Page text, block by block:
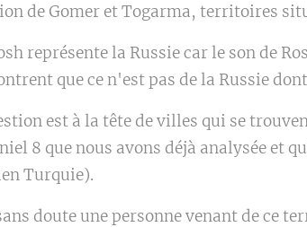
de Gomer et Togarma, territoires
représente la Russie car le son de
que ce n'est pas de la Russie
est à la tête de villes qui se
8 que nous avons déjà analysée et
Turquie).
doute une personne venant de ce